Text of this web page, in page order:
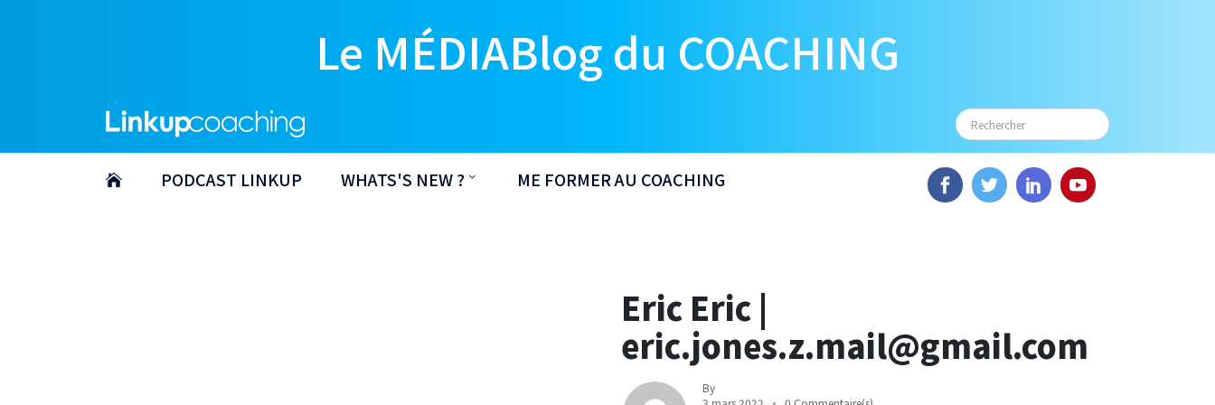
Le MÉDIABlog du COACHING
PODCAST LINKUP WHATS'S NEW ? ME FORMER AU COACHING
Eric Eric |
eric.jones.z.mail@gmail.com
By